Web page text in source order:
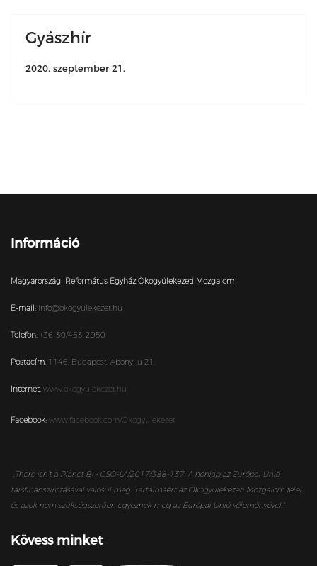
Gyászhír
2020. szeptember 21.
Információ
Magyarországi Református Egyház Ökogyülekezeti Mozgalom
E-mail: info@okogyulekezet.hu
Telefon: +36-30/453-2950
Postacím: 1146, Budapest, Abonyi u 21.
Internet: www.okogyulekezet.hu
Facebook: www.facebook.com/Okogyulekezet
„ There isn’t a Planet B! - CSO-LA/2017/388-137. A honlap az Európai Unió
társfinanszírozásával valósul meg. Tartalmáért az Ökogyülekezeti Mozgalom felel,
és azok nem szükségszerűen egyeznek meg az Európai Unió véleményével.”
Kövess minket